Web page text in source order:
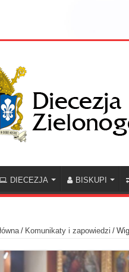
DIECEZJA BISKUPI
/ Komunikaty i zapowiedzi /